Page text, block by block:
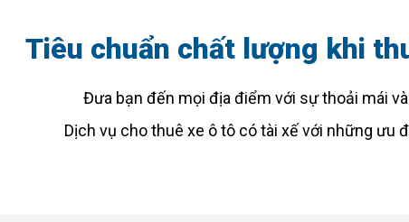
Tiêu chuẩn chất lượng khi
Đưa bạn đến mọi địa điểm với sự thoải mái
Dịch vụ cho thuê xe ô tô có tài xế với những ưu